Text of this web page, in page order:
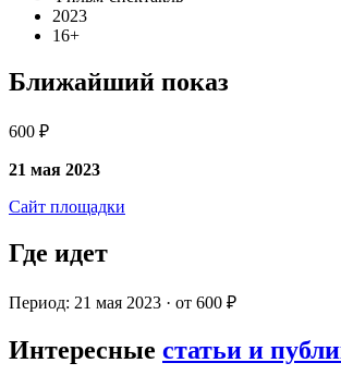
2023
16+
Ближайший показ
600 ₽
21 мая 2023
Сайт площадки
Где идет
Период: 21 мая 2023 · от 600 ₽
Интересные статьи и